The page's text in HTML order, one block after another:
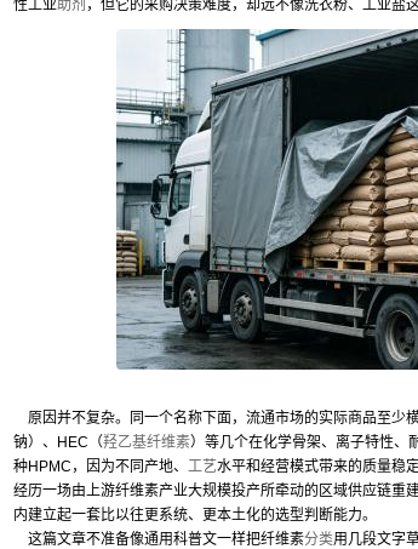
性工业助剂 ，但它的采购决策难度，却远不像洗衣粉、工业盐
原因并不复杂。同一个名称下面，流通市场的实际商品至少
钠）、HEC（羟乙基纤维素）等几个在化学骨架、离子特性、
种HPMC，因为不同产地、 工艺水平和经营模式带来的质量稳
经历一场由上游纤维素产业大规模投产所牵动的区域供应链重
内建立起一套比以往更系统、更本土化的选型判断能力。
这篇文章不准备像通用科普文一样把纤维素分类用几段文字